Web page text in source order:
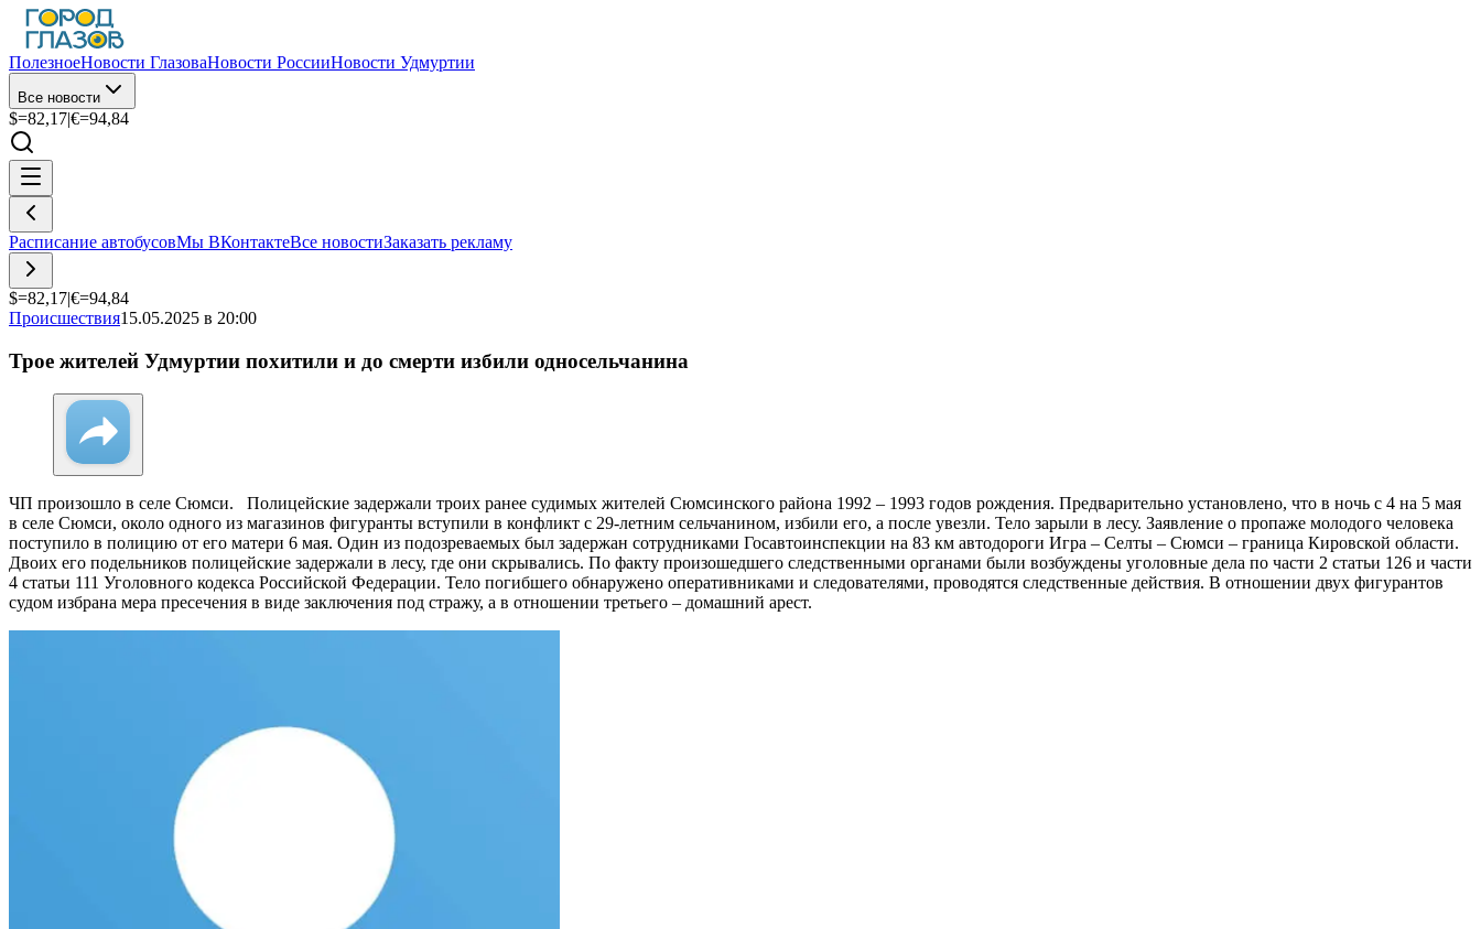
ПолезноеНовости ГлазоваНовости РоссииНовости Удмуртии
Все новости
$=82,17|€=94,84
Расписание автобусовМы ВКонтактеВсе новостиЗаказать рекламу
$=82,17|€=94,84
Происшествия15.05.2025 в 20:00
Трое жителей Удмуртии похитили и до смерти избили односельчанина
ЧП произошло в селе Сюмси. Полицейские задержали троих ранее судимых жителей Сюмсинского района 1992 – 1993 годов рождения. Предварительно установлено, что в ночь с 4 на 5 мая
в селе Сюмси, около одного из магазинов фигуранты вступили в конфликт с 29-летним сельчанином, избили его, а после увезли. Тело зарыли в лесу. Заявление о пропаже молодого человека
поступило в полицию от его матери 6 мая. Один из подозреваемых был задержан сотрудниками Госавтоинспекции на 83 км автодороги Игра – Селты – Сюмси – граница Кировской области.
Двоих его подельников полицейские задержали в лесу, где они скрывались. По факту произошедшего следственными органами были возбуждены уголовные дела по части 2 статьи 126 и части
4 статьи 111 Уголовного кодекса Российской Федерации. Тело погибшего обнаружено оперативниками и следователями, проводятся следственные действия. В отношении двух фигурантов
судом избрана мера пресечения в виде заключения под стражу, а в отношении третьего – домашний арест.